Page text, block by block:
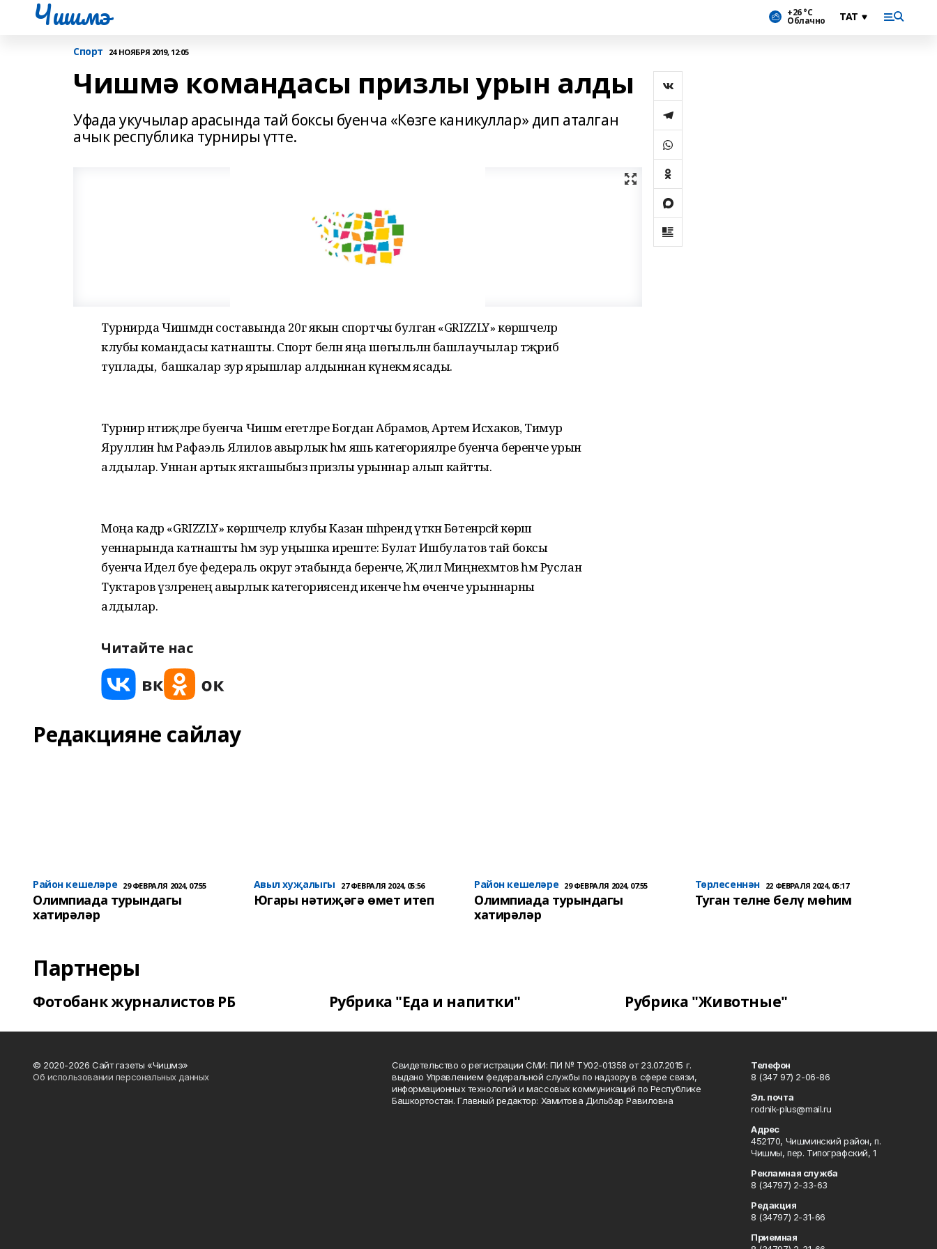
Чишмэ +26 °С
Облачно
Спорт 24 НОЯБРЯ 2019, 12:05
Чишмә командасы призлы урын алды
Уфада укучылар арасында тай боксы буенча «Көзге каникуллар» дип аталган
ачык республика турниры үтте.
Турнирда Чишмәдән составында 20гә якын спортчы булган «GRIZZLY» көрәшчеләр
клубы командасы катнашты. Спорт белән яңа шөгыльләнә башлаучылар тәҗрибә
туплады, ә башкалар зур ярышлар алдыннан күнекмә ясады.
Турнир нәтиҗәләре буенча Чишмә егетләре Богдан Абрамов, Артем Исхаков, Тимур
Яруллин һәм Рафаэль Ялилов авырлык һәм яшь категорияләре буенча беренче урын
алдылар. Уннан артык якташыбыз призлы урыннар алып кайтты.
Моңа кадәр «GRIZZLY» көрәшчеләр клубы Казан шәһәрендә үткән Бөтенрәсәй көрәш
уеннарында катнашты һәм зур уңышка иреште: Булат Ишбулатов тай боксы
буенча Идел буе федераль округ этабында беренче, Җәлил Миңнеәхмәтов һәм Руслан
Туктаров үзләренең авырлык категориясендә икенче һәм өченче урыннарны
алдылар.
Читайте нас
Редакцияне сайлау
Район кешеләре 29 ФЕВРАЛЯ 2024, 07:55
Олимпиада турындагы
хатирәләр
Авыл хуҗалыгы 27 ФЕВРАЛЯ 2024, 05:56
Югары нәтиҗәгә өмет итеп
Район кешеләре 29 ФЕВРАЛЯ 2024, 07:55
Олимпиада турындагы
хатирәләр
Төрлесеннән 22 ФЕВРАЛЯ 2024, 05:17
Туган телне белү мөһим
Партнеры
Фотобанк журналистов РБ Рубрика "Еда и напитки" Рубрика "Животные"
© 2020-2026 Сайт газеты «Чишмэ»
Об использовании персональных данных
Свидетельство о регистрации СМИ: ПИ № ТУ02-01358 от 23.07.2015 г.
выдано Управлением федеральной службы по надзору в сфере связи,
информационных технологий и массовых коммуникаций по Республике
Башкортостан. Главный редактор: Хамитова Дильбар Равиловна
Телефон
8 (347 97) 2-06-86
Эл. почта
rodnik-plus@mail.ru
Адрес
452170, Чишминский район, п.
Чишмы, пер. Типографский, 1
Рекламная служба
8 (34797) 2-33-63
Редакция
8 (34797) 2-31-66
Приемная